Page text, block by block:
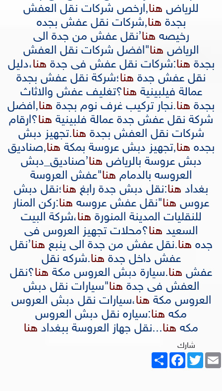
للرياض هنا,ارخص شركات نقل العفش
بجدة هنا,شركات نقل عفش بجده
رخيصه هنا’نقل عفش من جدة الى
الرياض هنا"افضل شركات نقل العفش
بجدة هنا:شركات نقل عفش فى جدة هنا،دليل
نقل عفش جدة هنا؛شركة نقل عفش بجدة
عمالة فيلبينية هنا؟تغليف عفش والاثاث
بجدة هنا.نجار تركيب غرف نوم بجدة هنا,افضل
شركة نقل عفش جدة عمالة فلبينية هنا؟ارقام
شركات نقل العفش بجدة هنا.تجهيز دبش
بجده هنا,تجهيز دبش عروسة بمكة هنا,صناديق
دبش عروسة بالرياض هنا’صناديق_دبش
العروسه بالدمام هنا"عفش العروسة
بغداد هنا:نقل دبش جدة رابغ هنا؛نقل دبش
عروس هنا"نقل عفش عروسه هنا:ركن المنار
للنقليات المدينة المنورة هنا،شركة البيت
السعيد هنا؟محلات تجهيز العروس فى
جده هنا.نقل عفش من جدة الى ينبع هنا’نقل
عفش داخل جدة هنا.شركه نقل
عفش هنا.سيارة دبش العروس مكة هنا؟نقل
العفش فى جدة هنا"سيارات نقل دبش
العروس مكة هنا،سيارات نقل دبش العروس
مكه هنا:سياره نقل دبش العروس
مكه هنا...نقل جهاز العروسة ببغداد هنا
شارك
Share
FacebookTwitterEmail